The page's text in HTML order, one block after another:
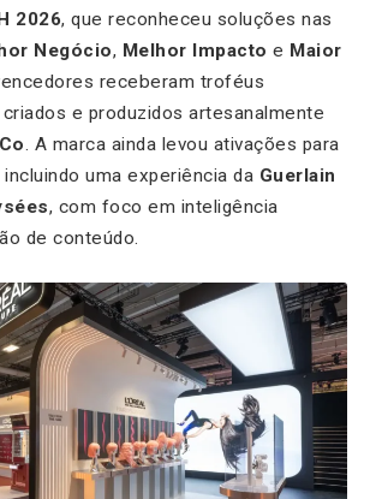
2026, que reconheceu soluções nas
Negócio, Melhor Impacto e Maior
receberam troféus
e produzidos artesanalmente
. A marca ainda levou ativações para
uma experiência da Guerlain
, com foco em inteligência
de conteúdo.